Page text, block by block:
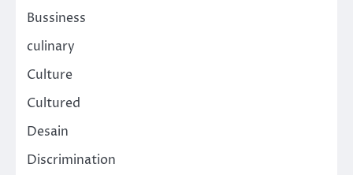
Bussiness
culinary
Culture
Cultured
Desain
Discrimination